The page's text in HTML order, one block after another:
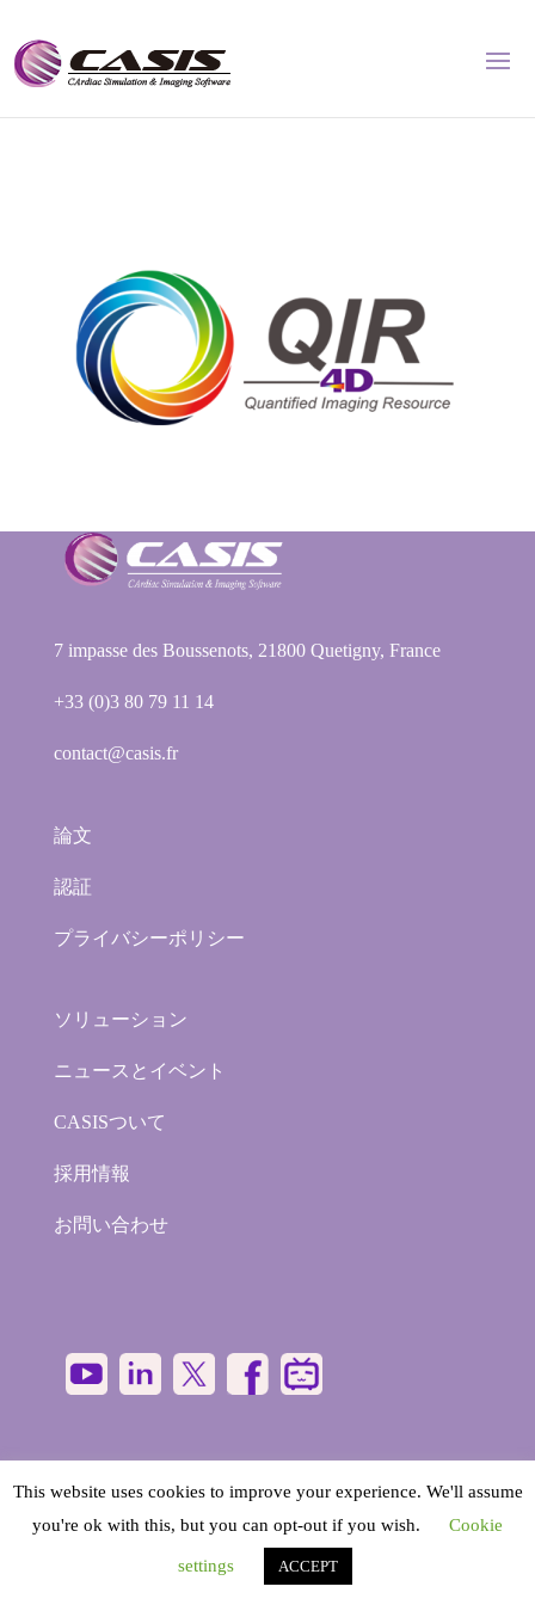
7 impasse des Boussenots, 21800 Quetigny, France
+33 (0)3 80 79 11 14
contact@casis.fr
論文
認証
プライバシーポリシー
ソリューション
ニュースとイベント
CASISついて
採用情報
お問い合わせ
- CASIS - CArdiac Simulation & Imaging
Software | All Rights Reserved
This website uses cookies to improve your experience. We'll assume
you're ok with this, but you can opt-out if you wish.
Cookie
settings ACCEPT